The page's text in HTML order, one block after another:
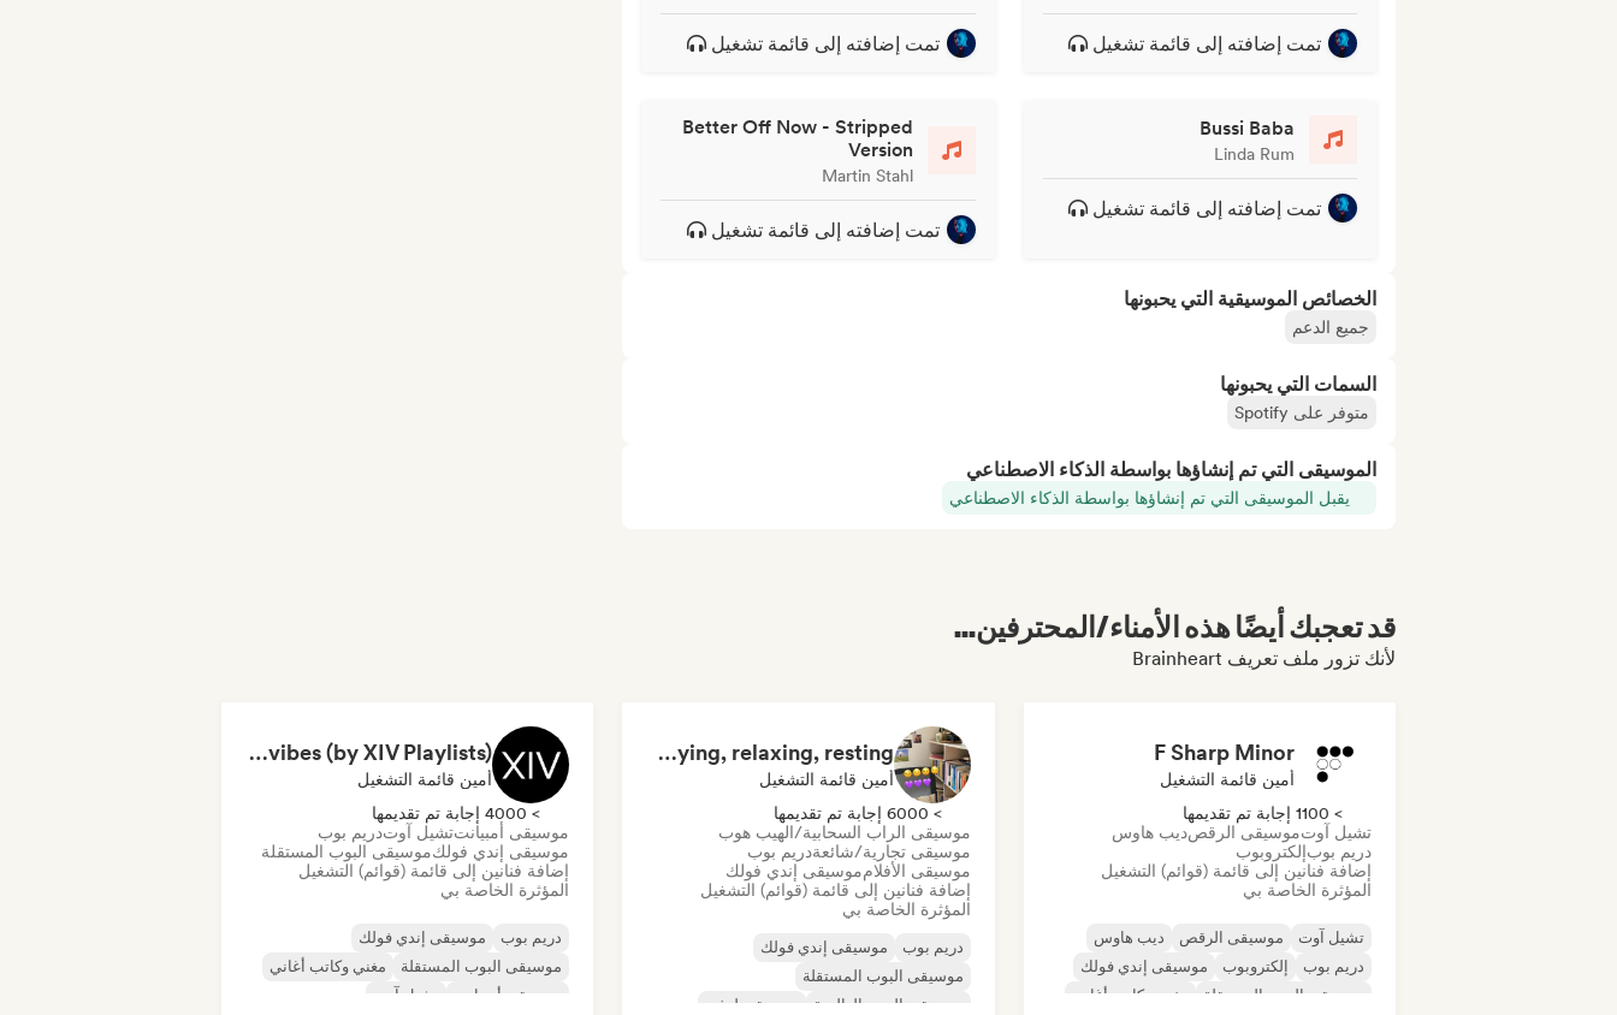
تمت إضافته إلى قائمة تشغيل تمت إضافته إلى قائمة تشغيل
Bussi Baba
Linda Rum
تمت إضافته إلى قائمة تشغيل
Better Off Now - Stripped
Version
Martin Stahl
تمت إضافته إلى قائمة تشغيل
الخصائص الموسيقية التي يحبونها
جميع الدعم
السمات التي يحبونها
متوفر على Spotify
الموسيقى التي تم إنشاؤها بواسطة الذكاء الاصطناعي
يقبل الموسيقى التي تم إنشاؤها بواسطة الذكاء الاصطناعي
قد تعجبك أيضًا هذه الأمناء/المحترفين...
لأنك تزور ملف تعريف Brainheart
F Sharp Minor
أمين قائمة التشغيل
> 1100 إجابة تم تقديمها
تشيل آوتموسيقى الرقصديب هاوس
دريم بوبإلكتروبوب
إضافة فنانين إلى قائمة (قوائم) التشغيل
المؤثرة الخاصة بي
تشيل آوت موسيقى الرقص
ديب هاوس
دريم بوب
إلكتروبوب
موسيقى إندي فولك
موسيقى البوب المستقلة
مغني وكاتب أغاني
Studying, relaxing, resting...
أمين قائمة التشغيل
> 6000 إجابة تم تقديمها
موسيقى الراب السحابية/الهيب هوب
موسيقى تجارية/شائعةدريم بوب
موسيقى الأفلامموسيقى إندي فولك
إضافة فنانين إلى قائمة (قوائم) التشغيل
المؤثرة الخاصة بي
دريم بوب
موسيقى إندي فولك
موسيقى البوب المستقلة
موسيقى البوب العالمية
موسيقى لوفي
sad vibes (by XIV Playlists)
أمين قائمة التشغيل
> 4000 إجابة تم تقديمها
موسيقى أمبيانتتشيل آوتدريم بوب
موسيقى إندي فولكموسيقى البوب المستقلة
إضافة فنانين إلى قائمة (قوائم) التشغيل
المؤثرة الخاصة بي
دريم بوب
موسيقى إندي فولك
موسيقى البوب المستقلة
مغني وكاتب أغاني
موسيقى أمبيانت
تشيل آوت